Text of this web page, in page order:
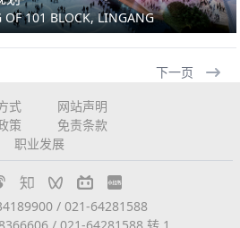
OF 101 BLOCK, LINGANG
下一页
式
网站声明
策
免责条款
职业发展
/ 021-64281588